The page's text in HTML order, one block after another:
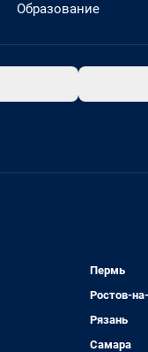
Образование
Пермь
Ростов-
Рязань
Самара